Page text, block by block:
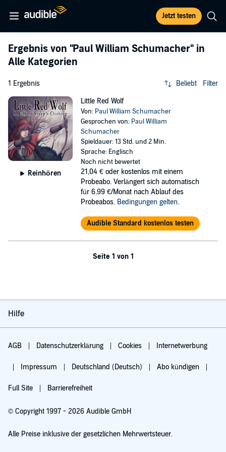
Jetzt testen
Ergebnis von "Paul William Schumacher" in
Alle Kategorien
1 Ergebnis Beliebt Filter
Reinhören
Little Red Wolf
Von: Paul William Schumacher
Gesprochen von: Paul William
Schumacher
Spieldauer: 13 Std. und 2 Min.
Sprache: Englisch
Noch nicht bewertet
21,04 € oder kostenlos mit einem
Probeabo. Verlängert sich automatisch
für 6,99 €/Monat nach Ablauf des
Probeabos. Bedingungen gelten.
Audible Standard kostenlos testen
Seite 1 von 1
Hilfe
AGB Datenschutzerklärung Cookies Internetwerbung
Impressum Deutschland (Deutsch) Abo kündigen
Full Site Barrierefreiheit
© Copyright 1997 - 2026 Audible GmbH
Alle Preise inklusive der gesetzlichen Mehrwertsteuer.